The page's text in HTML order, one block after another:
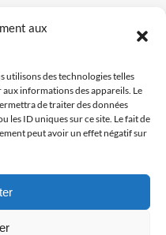
aux
utilisons des technologies telles
informations des appareils. Le
de traiter des données
les ID uniques sur ce site. Le fait de
peut avoir un effet négatif sur
soutien
de soutien et